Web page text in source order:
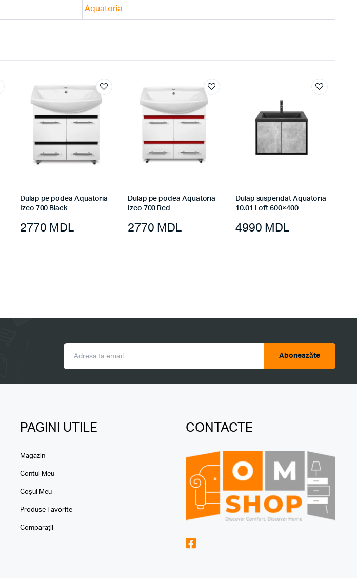
Aquatoria
Dulap pe podea Aquatoria
Izeo 700 Black
2770 MDL
Dulap pe podea Aquatoria
Izeo 700 Red
2770 MDL
Dulap suspendat Aquatoria
10.01 Loft 600×400
4990 MDL
Aboneazăte
PAGINI UTILE
Magazin
Contul Meu
Coșul Meu
Produse Favorite
Comparații
CONTACTE